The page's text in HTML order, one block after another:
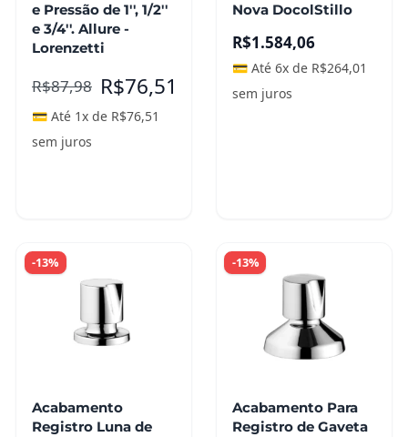
e Pressão de 1'', 1/2''
e 3/4''. Allure -
Lorenzetti
R$87,98 R$76,51
💳 Até 1x de R$76,51
sem juros
Nova DocolStillo
R$1.584,06
💳 Até 6x de R$264,01
sem juros
-13%
Acabamento
Registro Luna de
-13%
Acabamento Para
Registro de Gaveta